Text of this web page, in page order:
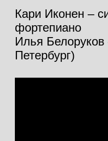
Кари Иконен –
фортепиано
Илья
Петербург)